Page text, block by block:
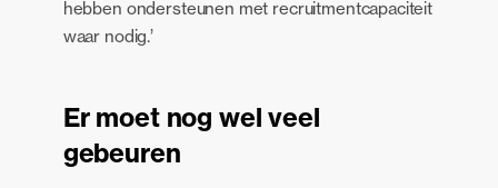
hebben ondersteunen met recruitmentcapaciteit
waar nodig.’
Er moet nog wel veel
gebeuren